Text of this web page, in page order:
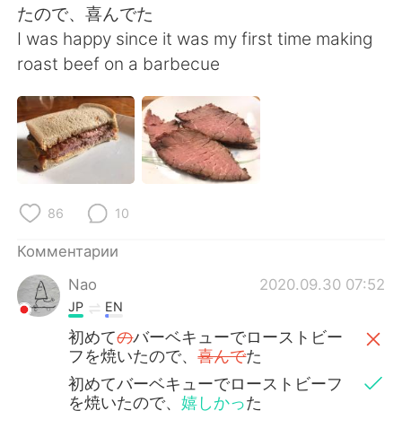
Deutsch
한국어 ไทย
Indonesia Italiano
Türkçe Tiếng Việt
Português
たので、喜んでた
I was happy since it was my first time making
roast beef on a barbecue
86 10
Комментарии
Nao
2020.09.30 07:52
JP EN
初めてのバーベキューでローストビー
フを焼いたので、喜んでた
初めてバーベキューでローストビーフ
を焼いたので、嬉しかった